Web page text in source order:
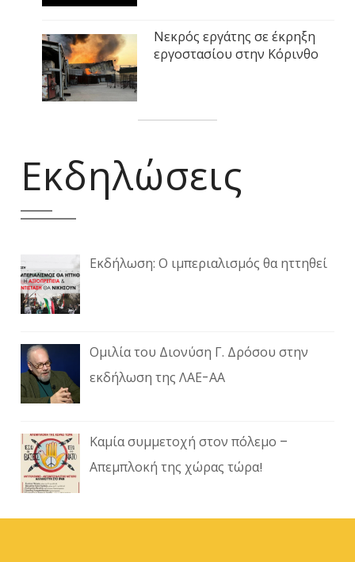
Νεκρός εργάτης σε έκρηξη
εργοστασίου στην Κόρινθο
Εκδηλώσεις
Εκδήλωση: Ο ιμπεριαλισμός θα ηττηθεί
Ομιλία του Διονύση Γ. Δρόσου στην
εκδήλωση της ΛΑΕ-ΑΑ
Καμία συμμετοχή στον πόλεμο –
Απεμπλοκή της χώρας τώρα!